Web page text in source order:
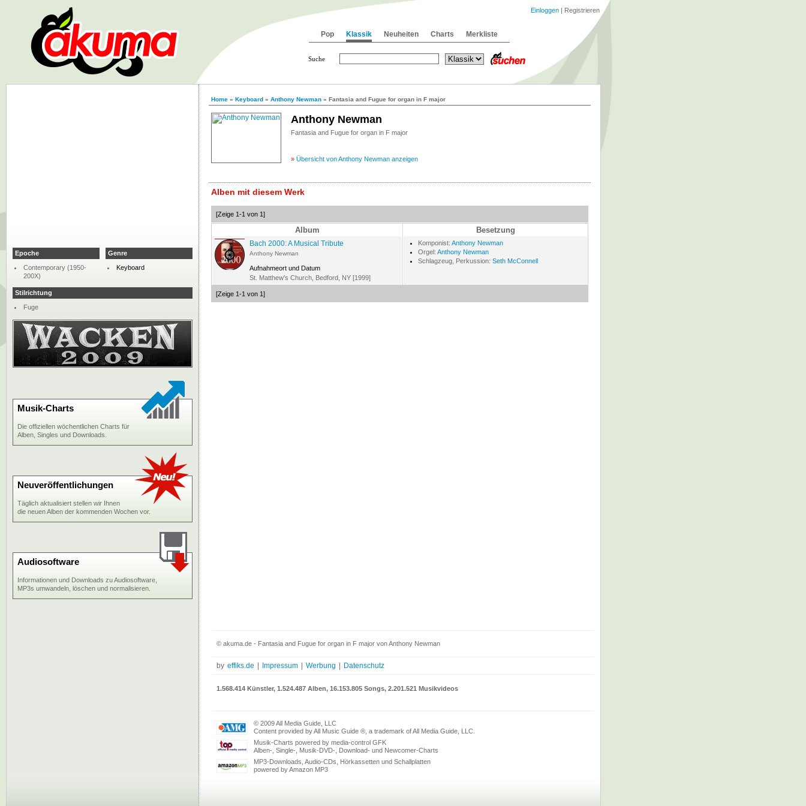
Home » Keyboard » Anthony Newman » Fantasia and Fugue for organ in F major
Anthony Newman
Fantasia and Fugue for organ in F major
» Übersicht von Anthony Newman anzeigen
Alben mit diesem Werk
[Zeige 1-1 von 1]
Album Besetzung
Bach 2000: A Musical Tribute
Anthony Newman
Aufnahmeort und Datum
St. Matthew's Church, Bedford, NY [1999]
Komponist: Anthony Newman
Orgel: Anthony Newman
Schlagzeug, Perkussion: Seth McConnell
[Zeige 1-1 von 1]
Epoche
Contemporary (1950-
200X)
Genre
Keyboard
Stilrichtung
Fuge
Musik-Charts
Die offiziellen wöchentlichen Charts für
Alben, Singles und Downloads.
Neuveröffentlichungen
Täglich aktualisiert stellen wir Ihnen
die neuen Alben der kommenden Wochen vor.
Audiosoftware
Informationen und Downloads zu Audiosoftware,
MP3s umwandeln, löschen und normalisieren.
© akuma.de - Fantasia and Fugue for organ in F major von Anthony Newman
by effiks.de Impressum Werbung Datenschutz
1.568.414 Künstler, 1.524.487 Alben, 16.153.805 Songs, 2.201.521 Musikvideos
© 2009 All Media Guide, LLC
Content provided by All Music Guide ®, a trademark of All Media Guide, LLC.
Musik-Charts powered by media-control GFK
Alben-, Single-, Musik-DVD-, Download- und Newcomer-Charts
MP3-Downloads, Audio-CDs, Hörkassetten und Schallplatten
powered by Amazon MP3
Pop Klassik Neuheiten Charts Merkliste
Einloggen | Registrieren
Suche